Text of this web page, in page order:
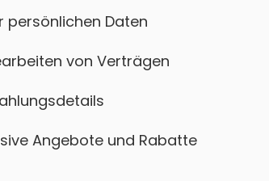
persönlichen Daten
von Verträgen
Angebote und Rabatte